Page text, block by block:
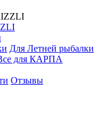
Для Летней рыбалки
для КАРПА
Отзывы